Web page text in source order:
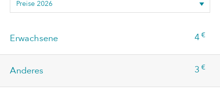
Erwachsene 4 €
Anderes 3 €